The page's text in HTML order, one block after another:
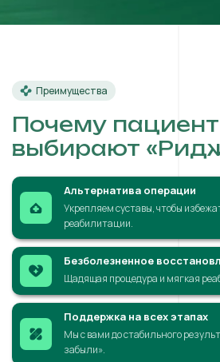
Преимущества
Почему
выбирают
Альтернатива операции
Укрепляем суставы, чтобы
реабилитации.
Безболезненное
Щадящая процедура и мягкая
Поддержка на всех этапах
Мы с вами до стабильного
забыли».